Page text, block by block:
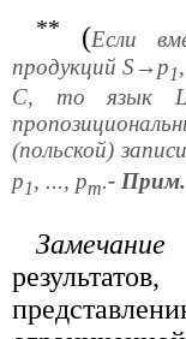
** (Если
продукций S→p1
C, то язык
(польской)
p1, ..., рm.- Прим.